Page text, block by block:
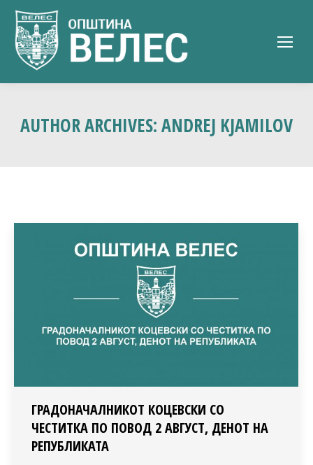
AUTHOR ARCHIVES:ANDREJ KJAMILOV
ГРАДОНАЧАЛНИКОТ КОЦЕВСКИ СО
ЧЕСТИТКА ПО ПОВОД 2 АВГУСТ, ДЕНОТ НА
РЕПУБЛИКАТА